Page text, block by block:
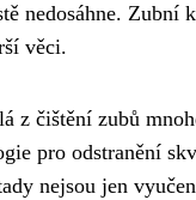
nedosáhne. Zubní
věci.
z čištění zubů
pro odstranění
nejsou jen